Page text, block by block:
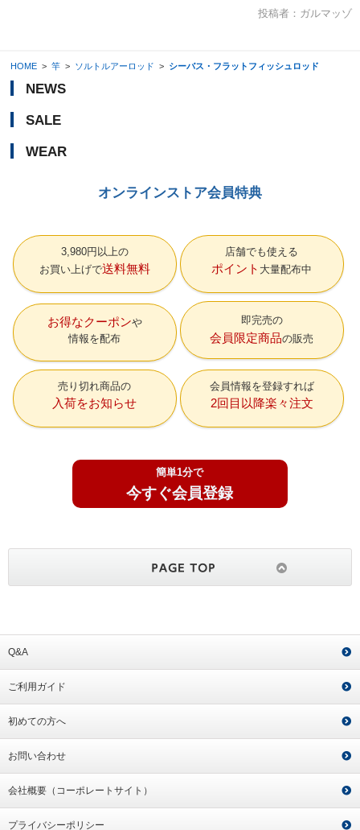
投稿者： ガルマッゾ
HOME > 竿 > ソルトルアーロッド > シーバス・フラットフィッシュロッド
NEWS
SALE
WEAR
オンラインストア会員特典
3,980円以上の
お買い上げで送料無料
店舗でも使える
ポイント 大量配布中
お得なクーポン
情報を配布
即完売の
会員限定商品の販売
売り切れ商品の
入荷をお知らせ
会員情報を登録すれば
2回目以降楽々注文
簡単1分で
今すぐ会員登録
Q&A
ご利用ガイド
初めての方へ
お問い合わせ
会社概要（コーポレートサイト）
プライバシーポリシー